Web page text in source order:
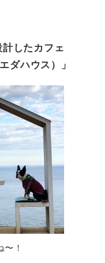
計したカフェ
ダハウス）」
！